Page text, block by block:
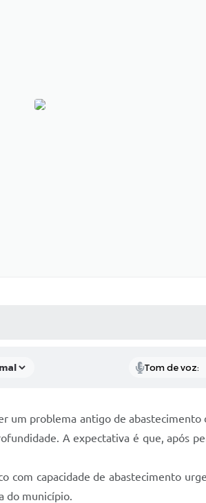
Tom de voz:
um problema antigo de
A expectativa é que, após
capacidade de abastecimento
do município.